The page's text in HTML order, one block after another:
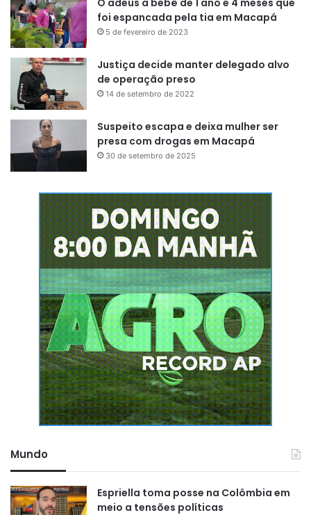
foi espancada pela tia em Macapá
5 de fevereiro de 2023
Justiça decide manter delegado alvo
de operação preso
14 de setembro de 2022
Suspeito escapa e deixa mulher ser
presa com drogas em Macapá
30 de setembro de 2025
Mundo
Espriella toma posse na Colômbia em
meio a tensões políticas